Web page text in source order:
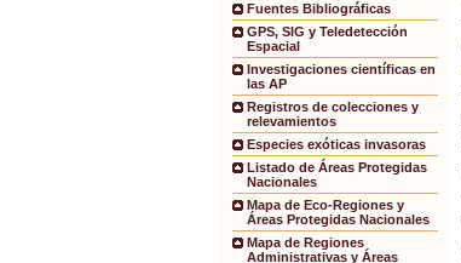
Fuentes Bibliográficas
GPS, SIG y Teledetección
Espacial
Investigaciones científicas en
las AP
Registros de colecciones y
relevamientos
Especies exóticas invasoras
Listado de Áreas Protegidas
Nacionales
Mapa de Eco-Regiones y
Áreas Protegidas Nacionales
Mapa de Regiones
Administrativas y Áreas